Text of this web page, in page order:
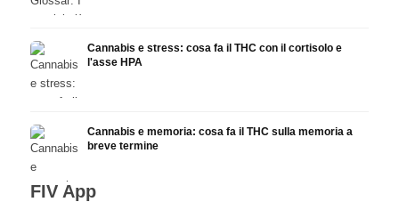
Cannabis e stress: cosa fa il THC con il cortisolo e
l'asse HPA
Cannabis e memoria: cosa fa il THC sulla memoria a
breve termine
FIV App